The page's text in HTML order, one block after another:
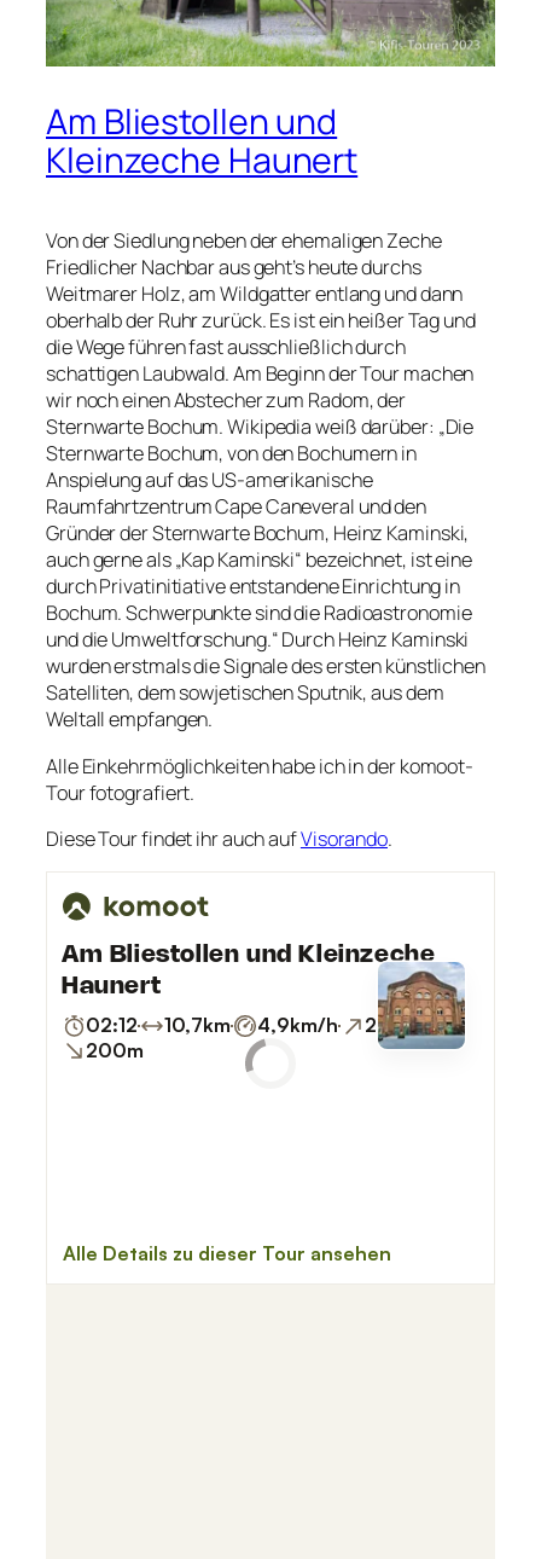
Am Bliestollen und
Kleinzeche Haunert
Von der Siedlung neben der ehemaligen Zeche
Friedlicher Nachbar aus geht’s heute durchs
Weitmarer Holz, am Wildgatter entlang und dann
oberhalb der Ruhr zurück. Es ist ein heißer Tag und
die Wege führen fast ausschließlich durch
schattigen Laubwald. Am Beginn der Tour machen
wir noch einen Abstecher zum Radom, der
Sternwarte Bochum. Wikipedia weiß darüber: „Die
Sternwarte Bochum, von den Bochumern in
Anspielung auf das US-amerikanische
Raumfahrtzentrum Cape Caneveral und den
Gründer der Sternwarte Bochum, Heinz Kaminski,
auch gerne als „Kap Kaminski“ bezeichnet, ist eine
durch Privatinitiative entstandene Einrichtung in
Bochum. Schwerpunkte sind die Radioastronomie
und die Umweltforschung.“ Durch Heinz Kaminski
wurden erstmals die Signale des ersten künstlichen
Satelliten, dem sowjetischen Sputnik, aus dem
Weltall empfangen.
Alle Einkehrmöglichkeiten habe ich in der komoot-
Tour fotografiert.
Diese Tour findet ihr auch aufVisorando.